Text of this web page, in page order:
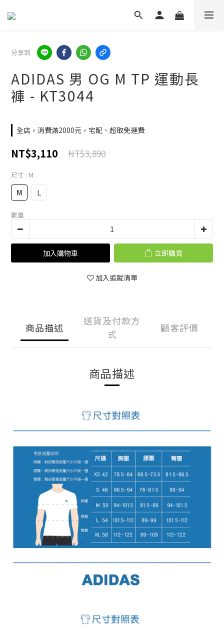
分享到
ADIDAS 男 OG M TP 運動長
褲 - KT3044
全店，消費滿2000元，宅配、超取免運費
NT$3,110 NT$3,890
尺寸 : M
M L
數量
加入購物車 立即購買
加入追蹤清單
商品描述
送貨及付款方
式
顧客評價
商品描述